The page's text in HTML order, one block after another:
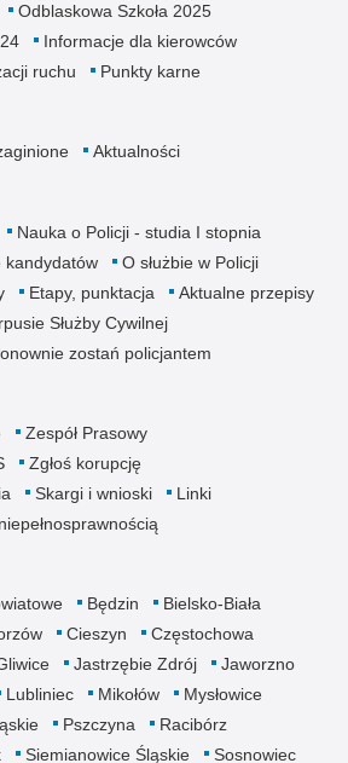
Odblaskowa Szkoła 2025
Informacje dla kierowców
ruchu
Punkty karne
Aktualności
Nauka o Policji - studia I stopnia
kandydatów
O służbie w Policji
Etapy, punktacja
Aktualne przepisy
Służby Cywilnej
zostań policjantem
Zespół Prasowy
Zgłoś korupcję
Skargi i wnioski
Linki
Będzin
Bielsko-Biała
Cieszyn
Częstochowa
Jastrzębie Zdrój
Jaworzno
Lubliniec Mikołów
Mysłowice
Pszczyna
Racibórz
Siemianowice Śląskie
Sosnowiec